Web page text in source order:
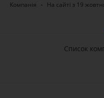
Компанія
На сайті з 19
Список